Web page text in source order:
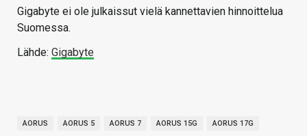
Gigabyte ei ole julkaissut vielä kannettavien hinnoittelua
Suomessa.
Lähde: Gigabyte
AORUS AORUS 5 AORUS 7 AORUS 15G AORUS 17G